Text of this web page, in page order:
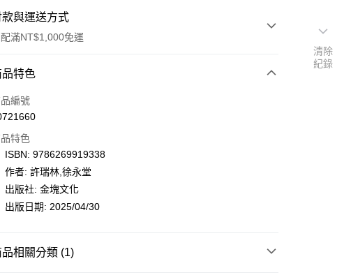
款與運送方式
滿NT$1,000免運
款方式
Pay
位禮券
Pay
Pay
付
品特色
編號
特色
ISBN: 9786269919338
作者: 許瑞林,徐永堂
出版社: 金塊文化
出版日期: 2025/04/30
品相關分類 (1)
清除
紀錄